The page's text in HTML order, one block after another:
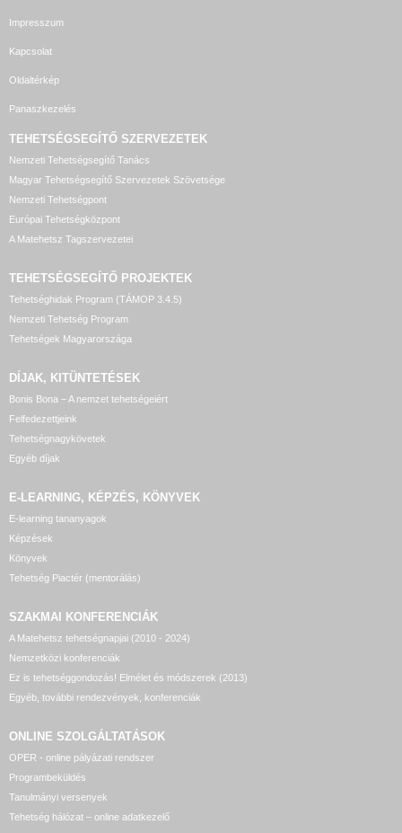
Impresszum
Kapcsolat
Oldaltérkép
Panaszkezelés
TEHETSÉGSEGÍTŐ SZERVEZETEK
Nemzeti Tehetségsegítő Tanács
Magyar Tehetségsegítő Szervezetek Szövetsége
Nemzeti Tehetségpont
Európai Tehetségközpont
A Matehetsz Tagszervezetei
TEHETSÉGSEGÍTŐ PROJEKTEK
Tehetséghidak Program (TÁMOP 3.4.5)
Nemzeti Tehetség Program
Tehetségek Magyarországa
DÍJAK, KITÜNTETÉSEK
Bonis Bona – A nemzet tehetségeiért
Felfedezettjeink
Tehetségnagykövetek
Egyéb díjak
E-LEARNING, KÉPZÉS, KÖNYVEK
E-learning tananyagok
Képzések
Könyvek
Tehetség Piactér (mentorálás)
SZAKMAI KONFERENCIÁK
A Matehetsz tehetségnapjai (2010 - 2024)
Nemzetközi konferenciák
Ez is tehetséggondozás! Elmélet és módszerek (2013)
Egyéb, további rendezvények, konferenciák
ONLINE SZOLGÁLTATÁSOK
OPER - online pályázati rendszer
Programbeküldés
Tanulmányi versenyek
Tehetség hálózat – online adatkezelő